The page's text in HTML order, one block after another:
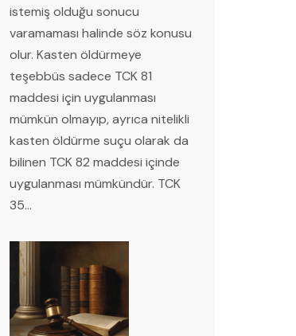
istemiş olduğu sonucu
varamaması halinde söz konusu
olur. Kasten öldürmeye
teşebbüs sadece TCK 81
maddesi için uygulanması
mümkün olmayıp, ayrıca nitelikli
kasten öldürme suçu olarak da
bilinen TCK 82 maddesi içinde
uygulanması mümkündür. TCK
35…